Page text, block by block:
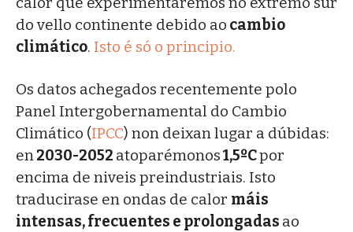
do vello continente debido ao cambio
climático. Isto é só o principio.
Os datos achegados recentemente polo
Panel Intergobernamental do Cambio
Climático (IPCC) non deixan lugar a dúbidas:
en2030-2052 atoparémonos1,5ºCpor
encima de niveis preindustriais. Isto
traducirase en ondas de calor máis
intensas, frecuentes e prolongadas ao